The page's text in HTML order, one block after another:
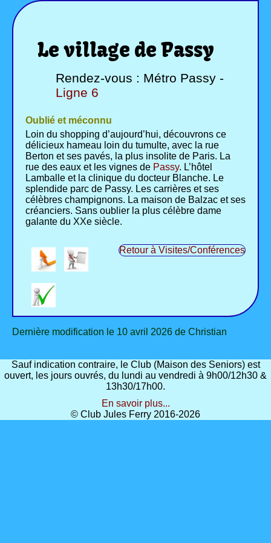
Le village de Passy
Rendez-vous : Métro Passy -
Ligne 6
Oublié et méconnu
Loin du shopping d’aujourd’hui, découvrons ce
délicieux hameau loin du tumulte, avec la rue
Berton et ses pavés, la plus insolite de Paris. La
rue des eaux et les vignes de Passy. L’hôtel
Lamballe et la clinique du docteur Blanche. Le
splendide parc de Passy. Les carrières et ses
célèbres champignons. La maison de Balzac et ses
créanciers. Sans oublier la plus célèbre dame
galante du XXe siècle.
Retour à Visites/Conférences
Dernière modification le 10 avril 2026 de Christian
Sauf indication contraire, le Club (Maison des Seniors) est
ouvert, les jours ouvrés, du lundi au vendredi à 9h00/12h30 &
13h30/17h00.
En savoir plus...
© Club Jules Ferry 2016-2026